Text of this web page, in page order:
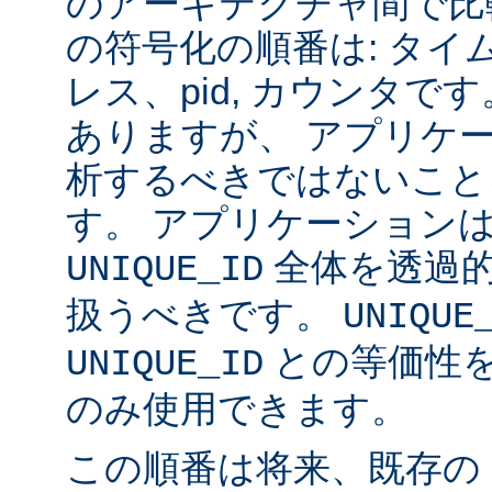
の符号化の順番は: タイ
レス、pid, カウンタで
ありますが、 アプリケ
析するべきではないこ
す。 アプリケーション
UNIQUE_ID 全体を透過
扱うべきです。
UNIQUE_ID との等価性
のみ使用できます。
この順番は将来、既存の